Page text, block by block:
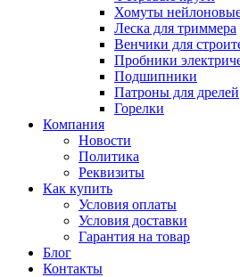
Хомуты
Леска для триммера
Венчики для
Пробники
Подшипники
Патроны для дрелей
Горелки
Компания
Новости
Политика
Реквизиты
Как купить
Условия оплаты
Условия доставки
Гарантия на товар
Блог
Контакты